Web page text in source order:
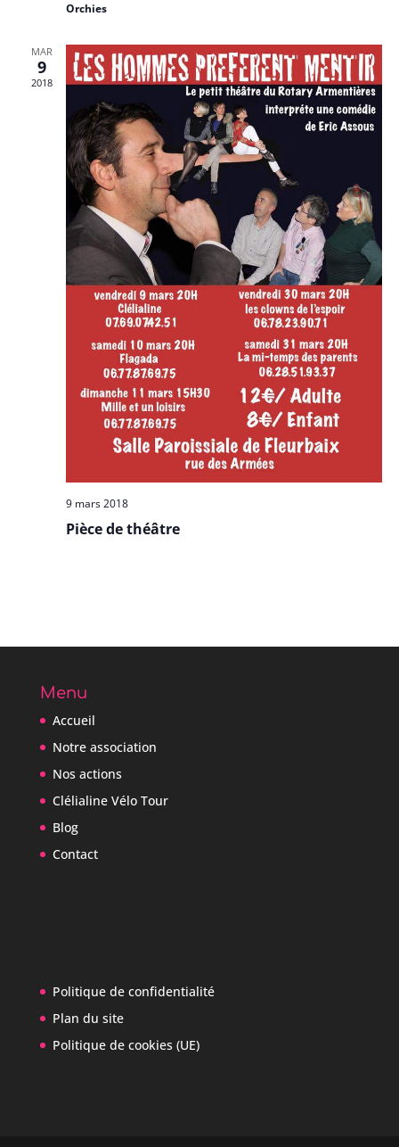
Orchies
MAR
9
2018
9 mars 2018
Pièce de théâtre
Menu
Accueil
Notre association
Nos actions
Clélialine Vélo Tour
Blog
Contact
Politique de confidentialité
Plan du site
Politique de cookies (UE)